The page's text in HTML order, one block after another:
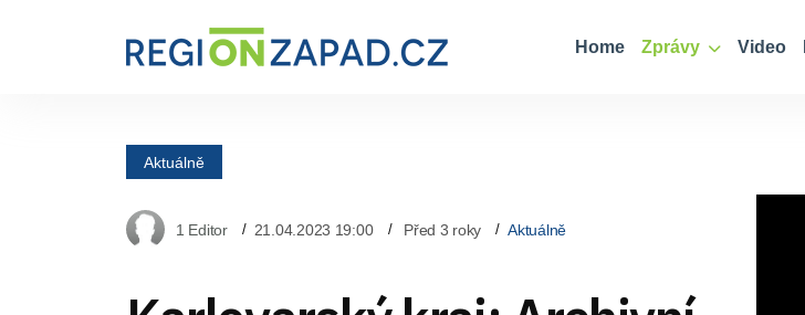
Home Zprávy Video
Aktuálně
1 Editor 21.04.2023 19:00 Před 3 roky Aktuálně